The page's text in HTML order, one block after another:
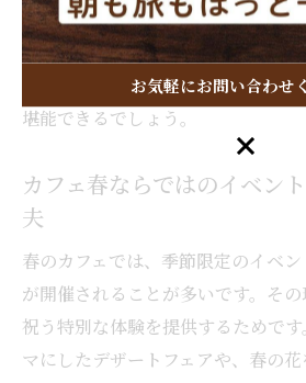
な体験です。さらに、カフェごとに
香りが、春の雰囲気をより豊かに
空間で過ごすことで、春ならでは
堪能できるでしょう。
カフェ春ならではのイベン
夫
春のカフェでは、季節限定のイベ
が開催されることが多いです。そ
祝う特別な体験を提供するためで
マにしたデザートフェアや、春の
お気軽にお問い合わせ
お気軽にお問い合わせ